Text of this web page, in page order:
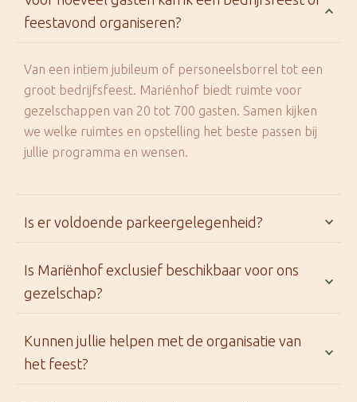
feestavond organiseren?
Van een intiem jubileum of personeelsborrel tot een
groot bedrijfsfeest. Mariënhof biedt ruimte voor
gezelschappen van 20 tot 700 gasten. Samen kijken
we welke ruimtes en opstelling het beste passen bij
jullie programma en wensen.
Is er voldoende parkeergelegenheid?
Is Mariënhof exclusief beschikbaar voor ons
gezelschap?
Kunnen jullie helpen met de organisatie van
het feest?